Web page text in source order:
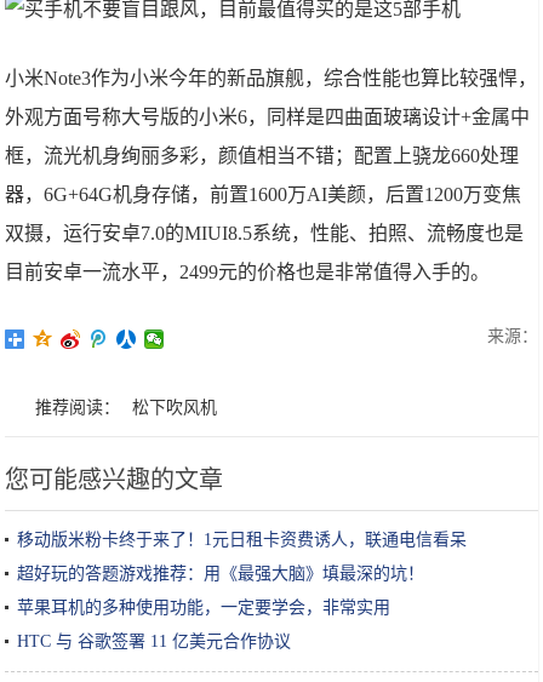
小米Note3作为小米今年的新品旗舰，综合性能也算比较强悍，
外观方面号称大号版的小米6，同样是四曲面玻璃设计+金属中
框，流光机身绚丽多彩，颜值相当不错；配置上骁龙660处理
器，6G+64G机身存储，前置1600万AI美颜，后置1200万变焦
双摄，运行安卓7.0的MIUI8.5系统，性能、拍照、流畅度也是
目前安卓一流水平，2499元的价格也是非常值得入手的。
来源：
推荐阅读： 松下吹风机
您可能感兴趣的文章
移动版米粉卡终于来了！1元日租卡资费诱人，联通电信看呆
超好玩的答题游戏推荐：用《最强大脑》填最深的坑！
苹果耳机的多种使用功能，一定要学会，非常实用
HTC 与 谷歌签署 11 亿美元合作协议